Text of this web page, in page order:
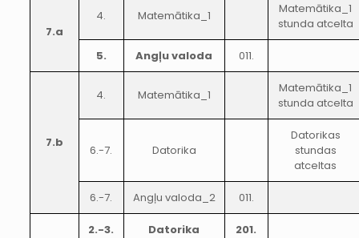
7.a
4. Matemātika_1
Matemātika_1
stunda atcelta
5. Angļu valoda 011.
7.b
4. Matemātika_1
Matemātika_1
stunda atcelta
6.-7. Datorika
Datorikas
stundas
atceltas
6.-7. Angļu valoda_2 011.
2.-3. Datorika 201.